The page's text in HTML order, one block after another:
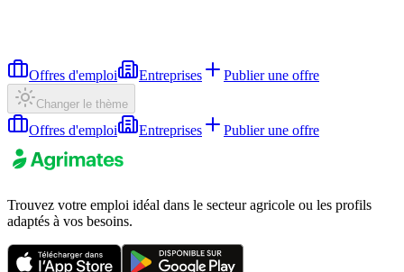
Offres d'emploi Entreprises Publier une offre
Changer le thème
Offres d'emploi Entreprises Publier une offre
Trouvez votre emploi idéal dans le secteur agricole ou les profils
adaptés à vos besoins.